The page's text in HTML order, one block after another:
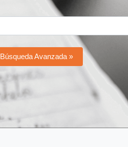
Búsqueda Avanzada »